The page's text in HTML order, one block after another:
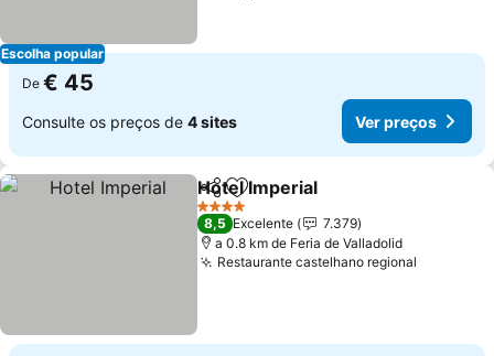
Escolha popular
De € 45
Consulte os preços de 4 sites Ver preços
PartilharAdicionar aos favoritos
Hotel Imperial
4 Estrelas
8,5 Excelente
7.379
a 0.8 km de Feria de Valladolid
Restaurante castelhano regional